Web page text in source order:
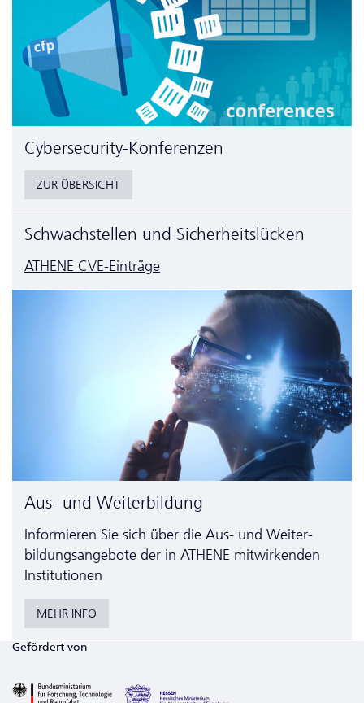
Cyber­security-Konferenzen
ZUR ÜBERSICHT
Schwachstellen und Sicherheitslücken
ATHENE CVE-Einträge
Aus- und Weiterbildung
Informieren Sie sich über die Aus- und Weiter­
bildungs­angebote der in ATHENE mitwirkenden
Institutionen
MEHR INFO
Gefördert von